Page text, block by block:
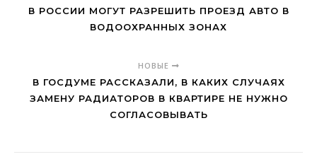
В РОССИИ МОГУТ РАЗРЕШИТЬ ПРОЕЗД АВТО В
ВОДООХРАННЫХ ЗОНАХ
НОВЫЕ
В ГОСДУМЕ РАССКАЗАЛИ, В КАКИХ СЛУЧАЯХ
ЗАМЕНУ РАДИАТОРОВ В КВАРТИРЕ НЕ НУЖНО
СОГЛАСОВЫВАТЬ